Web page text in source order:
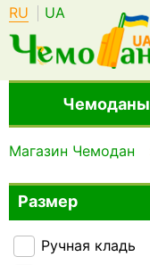
RU UA
Чемоданы
Магазин Чемодан
Размер
Ручная кладь